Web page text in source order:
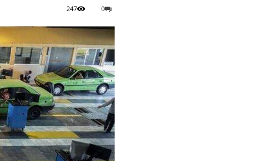
0
247